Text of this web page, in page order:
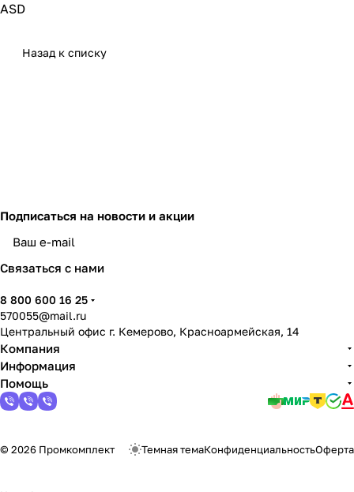
ASD
Назад к списку
Подписаться на новости и акции
Связаться с нами
8 800 600 16 25
570055@mail.ru
Центральный офис г. Кемерово, Красноармейская, 14
Компания
Информация
Помощь
© 2026 Промкомплект Темная темаКонфиденциальностьОферта